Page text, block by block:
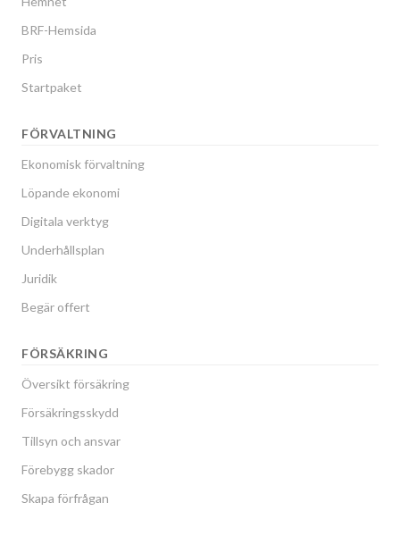
BRF-Hemsida
Pris
Startpaket
FÖRVALTNING
Ekonomisk förvaltning
Löpande ekonomi
Digitala verktyg
Underhållsplan
Juridik
Begär offert
FÖRSÄKRING
Översikt försäkring
Försäkringsskydd
Tillsyn och ansvar
Förebygg skador
Skapa förfrågan